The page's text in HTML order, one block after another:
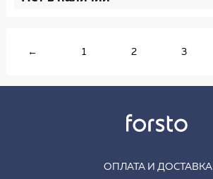
← 1 2 3
ОПЛАТА И ДОСТАВКА